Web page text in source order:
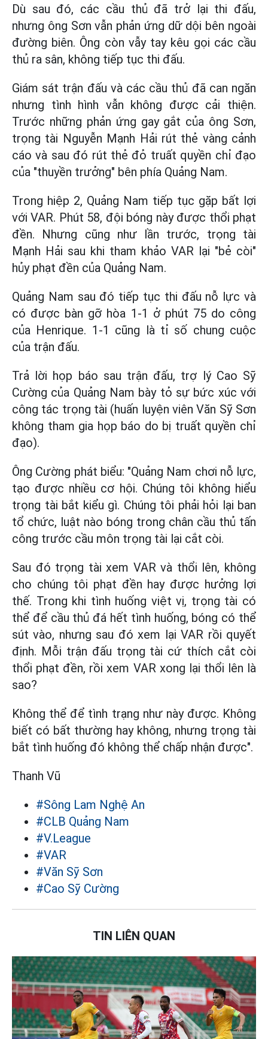
Dù sau đó, các cầu thủ đã trở lại thi đấu,
nhưng ông Sơn vẫn phản ứng dữ dội bên ngoài
đường biên. Ông còn vẫy tay kêu gọi các cầu
thủ ra sân, không tiếp tục thi đấu.
Giám sát trận đấu và các cầu thủ đã can ngăn
nhưng tình hình vẫn không được cải thiện.
Trước những phản ứng gay gắt của ông Sơn,
trọng tài Nguyễn Mạnh Hải rút thẻ vàng cảnh
cáo và sau đó rút thẻ đỏ truất quyền chỉ đạo
của "thuyền trưởng" bên phía Quảng Nam.
Trong hiệp 2, Quảng Nam tiếp tục gặp bất lợi
với VAR. Phút 58, đội bóng này được thổi phạt
đền. Nhưng cũng như lần trước, trọng tài
Mạnh Hải sau khi tham khảo VAR lại "bẻ còi"
hủy phạt đền của Quảng Nam.
Quảng Nam sau đó tiếp tục thi đấu nỗ lực và
có được bàn gỡ hòa 1-1 ở phút 75 do công
của Henrique. 1-1 cũng là tỉ số chung cuộc
của trận đấu.
Trả lời họp báo sau trận đấu, trợ lý Cao Sỹ
Cường của Quảng Nam bày tỏ sự bức xúc với
công tác trọng tài (huấn luyện viên Văn Sỹ Sơn
không tham gia họp báo do bị truất quyền chỉ
đạo).
Ông Cường phát biểu: "Quảng Nam chơi nỗ lực,
tạo được nhiều cơ hội. Chúng tôi không hiểu
trọng tài bắt kiểu gì. Chúng tôi phải hỏi lại ban
tổ chức, luật nào bóng trong chân cầu thủ tấn
công trước cầu môn trọng tài lại cắt còi.
Sau đó trọng tài xem VAR và thổi lên, không
cho chúng tôi phạt đền hay được hưởng lợi
thế. Trong khi tình huống việt vị, trọng tài có
thể để cầu thủ đá hết tình huống, bóng có thể
sút vào, nhưng sau đó xem lại VAR rồi quyết
định. Mỗi trận đấu trọng tài cứ thích cắt còi
thổi phạt đền, rồi xem VAR xong lại thổi lên là
sao?
Không thể để tình trạng như này được. Không
biết có bất thường hay không, nhưng trọng tài
bắt tình huống đó không thể chấp nhận được".
Thanh Vũ
#Sông Lam Nghệ An
#CLB Quảng Nam
#V.League
#VAR
#Văn Sỹ Sơn
#Cao Sỹ Cường
TIN LIÊN QUAN